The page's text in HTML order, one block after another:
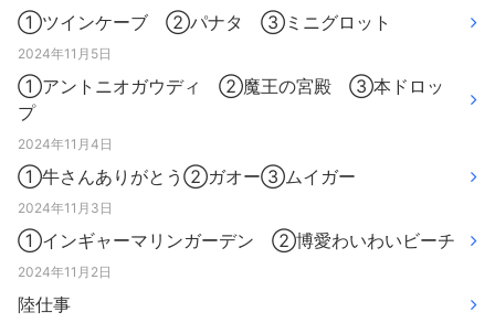
①ツインケーブ ②パナタ ③ミニグロット
2024年11月5日
①アントニオガウディ ②魔王の宮殿 ③本ドロッ
プ
2024年11月4日
①牛さんありがとう②ガオー③ムイガー
2024年11月3日
①インギャーマリンガーデン ②博愛わいわいビーチ
2024年11月2日
陸仕事